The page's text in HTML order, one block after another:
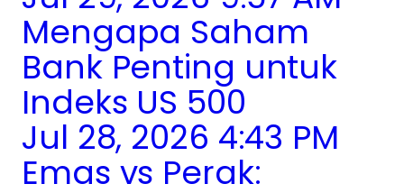
Mengapa Saham
Bank Penting untuk
Indeks US 500
Jul 28, 2026 4:43 PM
Emas vs Perak: